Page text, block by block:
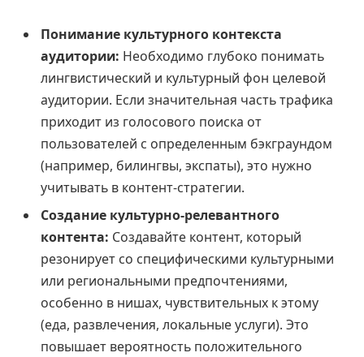
Понимание культурного контекста
аудитории: Необходимо глубоко понимать
лингвистический и культурный фон целевой
аудитории. Если значительная часть трафика
приходит из голосового поиска от
пользователей с определенным бэкграундом
(например, билингвы, экспаты), это нужно
учитывать в контент-стратегии.
Создание культурно-релевантного
контента: Создавайте контент, который
резонирует со специфическими культурными
или региональными предпочтениями,
особенно в нишах, чувствительных к этому
(еда, развлечения, локальные услуги). Это
повышает вероятность положительного